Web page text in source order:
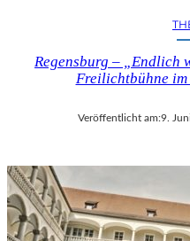
Regensburg – „Endlich
Freilichtbühne
Veröffentlicht am:9.